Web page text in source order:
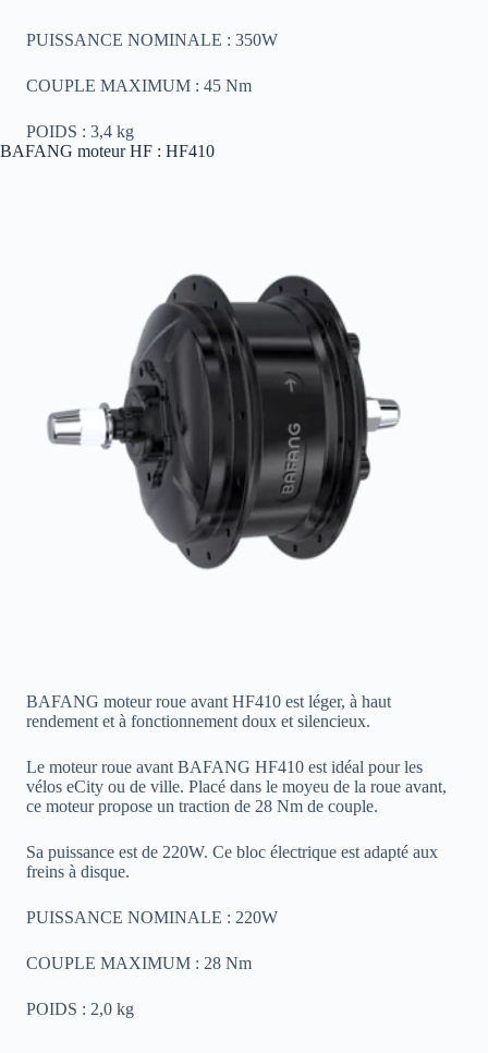
PUISSANCE NOMINALE : 350W
COUPLE MAXIMUM : 45 Nm
POIDS : 3,4 kg
BAFANG moteur HF : HF410
BAFANG moteur roue avant HF410 est léger, à haut
rendement et à fonctionnement doux et silencieux.
Le moteur roue avant BAFANG HF410 est idéal pour les
vélos eCity ou de ville. Placé dans le moyeu de la roue avant,
ce moteur propose un traction de 28 Nm de couple.
Sa puissance est de 220W. Ce bloc électrique est adapté aux
freins à disque.
PUISSANCE NOMINALE : 220W
COUPLE MAXIMUM : 28 Nm
POIDS : 2,0 kg